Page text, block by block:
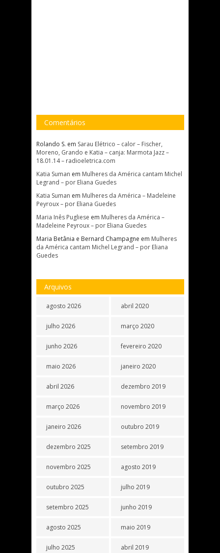
Comentários
Rolando S. em Sarau Elétrico – calor – Fischer,
Moreno, Grando e Katia – canja: Marmota Jazz –
18.01.14 – radioeletrica.com
Katia Suman em Mulheres da América cantam Michel
Legrand – por Eliana Guedes
Katia Suman em Mulheres da América – Madeleine
Peyroux – por Eliana Guedes
Maria Inês Pugliese em Mulheres da América –
Madeleine Peyroux – por Eliana Guedes
Maria Betânia e Bernard Champagne em Mulheres
da América cantam Michel Legrand – por Eliana
Guedes
Arquivos
agosto 2026
julho 2026
junho 2026
maio 2026
abril 2026
março 2026
janeiro 2026
dezembro 2025
novembro 2025
outubro 2025
setembro 2025
agosto 2025
julho 2025
abril 2020
março 2020
fevereiro 2020
janeiro 2020
dezembro 2019
novembro 2019
outubro 2019
setembro 2019
agosto 2019
julho 2019
junho 2019
maio 2019
abril 2019